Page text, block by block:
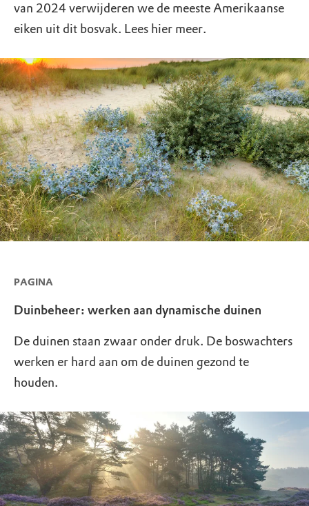
van 2024 verwijderen we de meeste Amerikaanse
eiken uit dit bosvak. Lees hier meer.
PAGINA
Duinbeheer: werken aan dynamische duinen
De duinen staan zwaar onder druk. De boswachters
werken er hard aan om de duinen gezond te
houden.